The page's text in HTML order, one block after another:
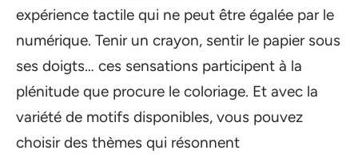
expérience tactile qui ne peut être égalée par le
numérique. Tenir un crayon, sentir le papier sous
ses doigts… ces sensations participent à la
plénitude que procure le coloriage. Et avec la
variété de motifs disponibles, vous pouvez
choisir des thèmes qui résonnent